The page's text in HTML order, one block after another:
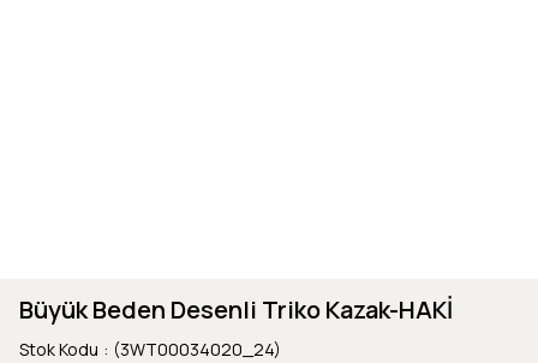
Büyük Beden Desenli Triko Kazak-HAKİ
Stok Kodu (3WT00034020_24)